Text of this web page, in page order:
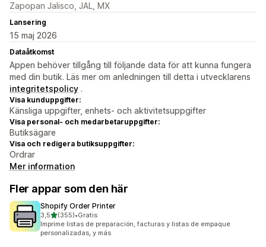
Zapopan Jalisco, JAL, MX
Lansering
15 maj 2026
Dataåtkomst
Appen behöver tillgång till följande data för att kunna fungera
med din butik. Läs mer om anledningen till detta i utvecklarens
integritetspolicy .
Visa kunduppgifter:
Känsliga uppgifter, enhets- och aktivitetsuppgifter
Visa personal- och medarbetaruppgifter:
Butiksägare
Visa och redigera butiksuppgifter:
Ordrar
Mer information
Fler appar som den här
Shopify Order Printer
3,5av 5 stjärnor
(355)
355 recensioner totalt
•Gratis
Imprime listas de preparación, facturas y listas de empaque
personalizadas, y más